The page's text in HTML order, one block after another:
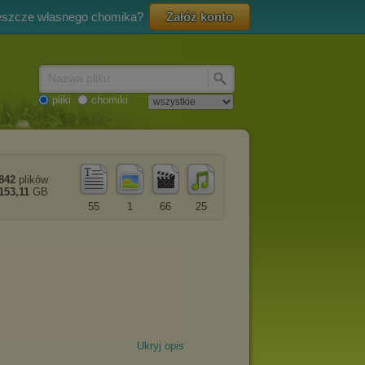
własnego chomika? Załóż konto
pliki chomiki
25
66
1
55
plików
GB
Ukryj opis